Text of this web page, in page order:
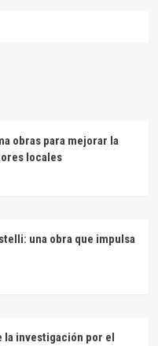
obras para mejorar la
locales
una obra que impulsa
la investigación por el